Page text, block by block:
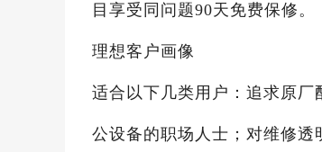
目享受同问题90天免费保修。
理想客户画像
适合以下几类用户：追求原
公设备的职场人士；对维修